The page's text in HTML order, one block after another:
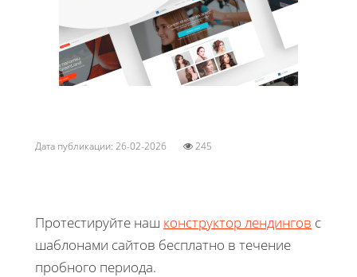
Дата публикации: 26-02-2026 245
Протестируйте наш конструктор лендингов с
шаблонами сайтов бесплатно в течение
пробного периода.